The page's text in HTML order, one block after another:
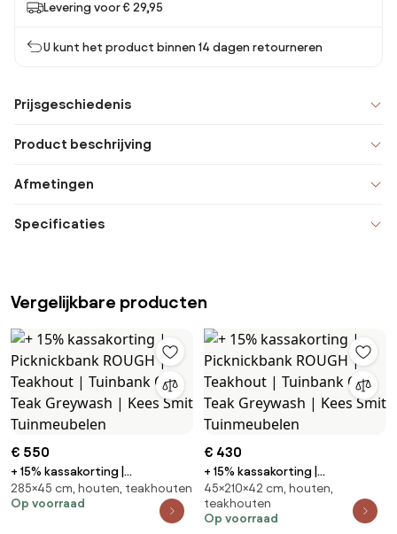
Levering voor € 29,95
U kunt het product binnen 14 dagen retourneren
Prijsgeschiedenis
Product beschrijving
Afmetingen
Specificaties
Vergelijkbare producten
€ 550
+ 15% kassakorting |
Picknickbank ROUGH | Teakhout
| Tuinbank Old Teak Greywash |
285×45 cm, houten, teakhouten
Op voorraad
€ 430
+ 15% kassakorting |
Picknickbank ROUGH | Teakhout
| Tuinbank Old Teak Greywash |
Kees Smit Tuinmeubelen
45×210×42 cm, houten,
teakhouten
Op voorraad